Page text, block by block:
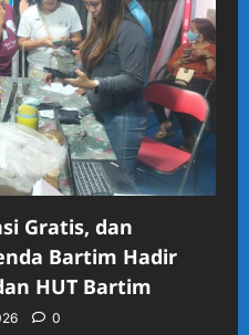
Gratis, dan
Bartim Hadir
HUT Bartim
0